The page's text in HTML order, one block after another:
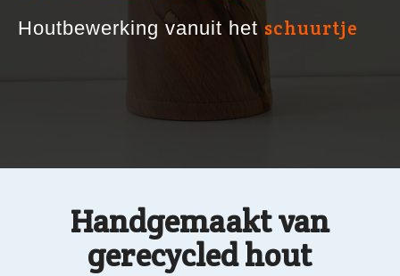
Houtbewerking vanuit het schuurtje
Handgemaakt van
gerecycled hout